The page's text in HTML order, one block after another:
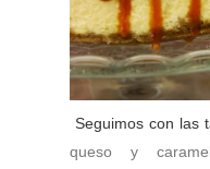
Seguimos con las
queso y